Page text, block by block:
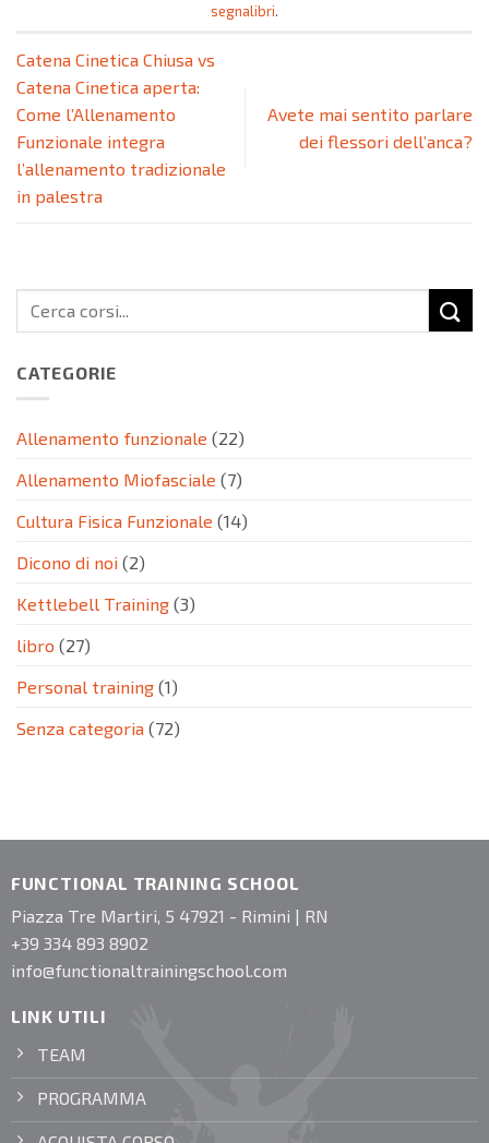
segnalibri.
Catena Cinetica Chiusa vs
Catena Cinetica aperta:
Come l’Allenamento
Funzionale integra
l’allenamento tradizionale
in palestra
Avete mai sentito parlare
dei flessori dell’anca?
CATEGORIE
Allenamento funzionale (22)
Allenamento Miofasciale (7)
Cultura Fisica Funzionale (14)
Dicono di noi (2)
Kettlebell Training (3)
libro (27)
Personal training (1)
Senza categoria (72)
FUNCTIONAL TRAINING SCHOOL
Piazza Tre Martiri, 5 47921 - Rimini | RN
+39 334 893 8902
info@functionaltrainingschool.com
LINK UTILI
TEAM
PROGRAMMA